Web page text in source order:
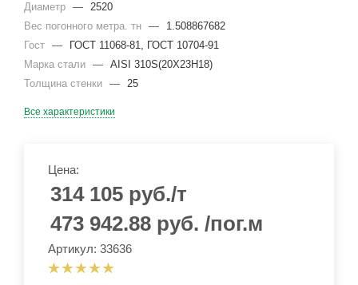
Диаметр — 2520
Вес погонного метра. тн —
1.508867682
Гост —
ГОСТ 11068-81, ГОСТ 10704-91
Марка стали — AISI 310S(20Х23Н18)
Толщина стенки — 25
Все характеристики
Цена:
314 105 руб./т
473 942.88 руб. /пог.м
Артикул: 33636